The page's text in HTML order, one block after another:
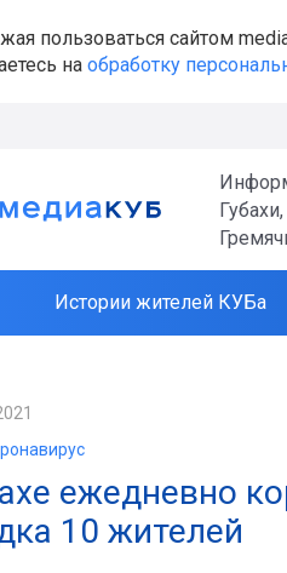
пользоваться сайтом
на обработку
Истории жителей КУБа
ежедневно
10 жителей